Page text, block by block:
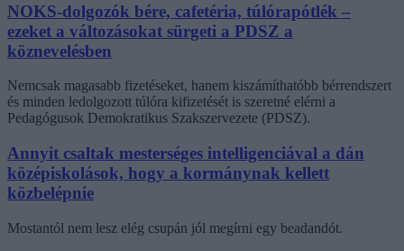
NOKS-dolgozók bére, cafetéria, túlórapótlék –
ezeket a változásokat sürgeti a PDSZ a
köznevelésben
Nemcsak magasabb fizetéseket, hanem kiszámíthatóbb bérrendszert
és minden ledolgozott túlóra kifizetését is szeretné elérni a
Pedagógusok Demokratikus Szakszervezete (PDSZ).
Annyit csaltak mesterséges intelligenciával a dán
középiskolások, hogy a kormánynak kellett
közbelépnie
Mostantól nem lesz elég csupán jól megírni egy beadandót.